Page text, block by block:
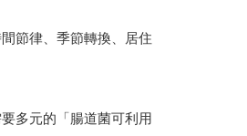
節律、季節轉換、居住
多元的「腸道菌可利用